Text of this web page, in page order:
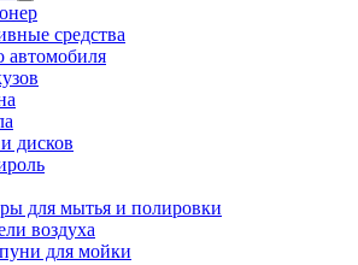
средства
автомобиля
дисков
для мытья и полировки
воздуха
для мойки